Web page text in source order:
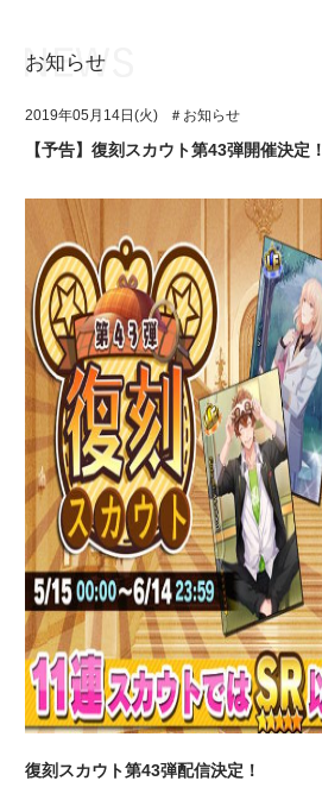
アプリゲーム
イベント・キャンペーン
ミュージック
グッズ・本
ギャラリー
ユニット&キャラクター
アプリゲーム
イベント・キャンペーン
ミュージック
グッズ・本
ギャラリー
お知らせ
2019年05月14日(火) ＃お知らせ
【予告】復刻スカウト第43弾開催決定！
復刻スカウト第43弾配信決定！